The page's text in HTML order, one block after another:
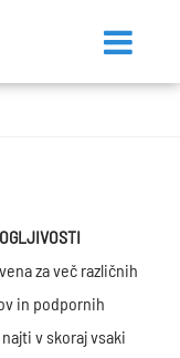
za več različnih
in podpornih
v skoraj vsaki